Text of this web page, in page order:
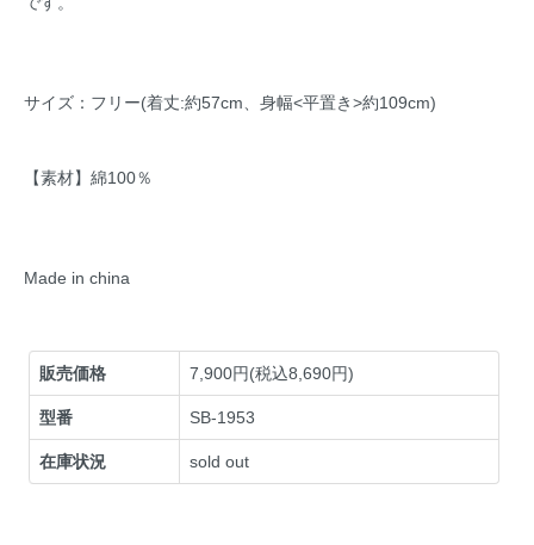
サイズ：フリー(着丈:約57cm、身幅<平置き>約109cm)
【素材】綿100％
Made in china
販売価格 7,900円(税込8,690円)
型番 SB-1953
在庫状況 sold out